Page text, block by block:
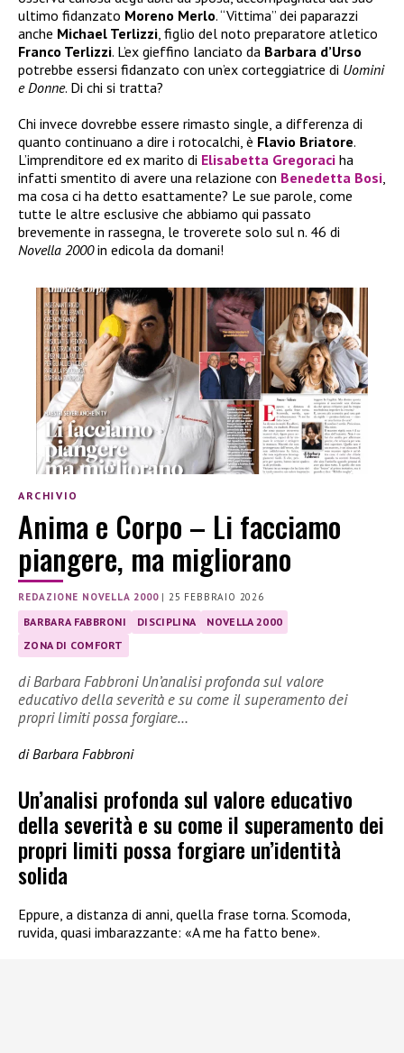
ultimo fidanzato Moreno Merlo. “Vittima” dei paparazzi
anche Michael Terlizzi , figlio del noto preparatore atletico
Franco Terlizzi. L’ex gieffino lanciato da Barbara d’Urso
potrebbe essersi fidanzato con un’ex corteggiatrice di Uomini
e Donne. Di chi si tratta?
Chi invece dovrebbe essere rimasto single, a differenza di
quanto continuano a dire i rotocalchi, è Flavio Briatore.
L’imprenditore ed ex marito di Elisabetta Gregoraci ha
infatti smentito di avere una relazione con Benedetta Bosi
ma cosa ci ha detto esattamente? Le sue parole, come
tutte le altre esclusive che abbiamo qui passato
brevemente in rassegna, le troverete solo sul n. 46 di
Novella 2000in edicola da domani!
ARCHIVIO
Anima e Corpo – Li facciamo
piangere, ma migliorano
REDAZIONE NOVELLA 2000|25 FEBBRAIO 2026
BARBARA FABBRONI DISCIPLINA
NOVELLA 2000
ZONA DI COMFORT
di Barbara Fabbroni Un’analisi profonda sul valore
educativo della severità e su come il superamento dei
propri limiti possa forgiare…
di Barbara Fabbroni
Un’analisi profonda sul valore educativo
della severità e su come il superamento dei
propri limiti possa forgiare un’identità
solida
Eppure, a distanza di anni, quella frase torna. Scomoda,
ruvida, quasi imbarazzante: «A me ha fatto bene».